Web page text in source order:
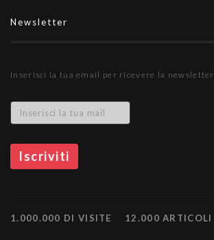
Newsletter
Inserisci la tua email per ricevere la newsletter
1.000.000 DI VISITE 12.000 ARTICOLI